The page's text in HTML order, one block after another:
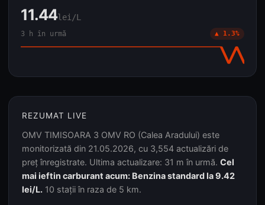
11.44lei/L
3 h în urmă ▲ 1.3%
REZUMAT LIVE
OMV TIMISOARA 3 OMV RO (Calea Aradului) este
monitorizată din 21.05.2026, cu 3,554 actualizări de
preț înregistrate. Ultima actualizare: 31 m în urmă. Cel
mai ieftin carburant acum: Benzina standard la 9.42
lei/L. 10 stații în raza de 5 km.